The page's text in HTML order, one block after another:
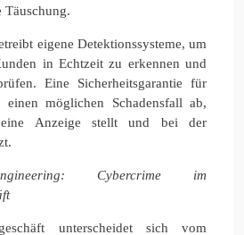
Täuschung.
eigene Detektionssysteme, um
in Echtzeit zu erkennen und
Eine Sicherheitsgarantie für
einen möglichen Schadensfall ab,
Anzeige stellt und bei der
Cybercrime im
unterscheidet sich vom